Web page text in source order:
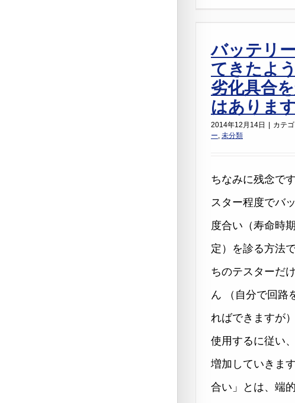
バッテリ
てきたよ
劣化具合
はありま
2014年12月14日 カテ
ー, 未分類
ちなみに残念で
スター程度でバ
度合い（寿命時
定）を診る方法
ちのテスターだ
ん （自分で回路
ればできますが
使用するに従い
増加していきま
合い」とは、端